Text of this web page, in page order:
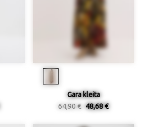
Gara kleita
64,90 € 48,68 €